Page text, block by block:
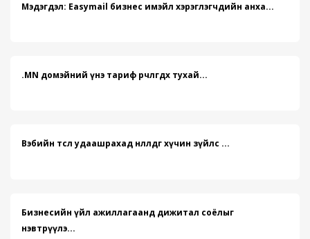
Мэдэгдэл: Easymail бизнес имэйл хэрэглэгчдийн анха...
.MN домэйний үнэ тариф өөрчлөгдөх тухай...
Вэбийн төсөл удаашрахад нөлөөлдөг хүчин зүйлс ...
Бизнесийн үйл ажиллагаанд дижитал соёлыг
нэвтрүүлэ...